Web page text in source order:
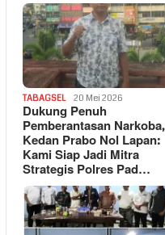
TABAGSEL 20 Mei 2026
Dukung Penuh
Pemberantasan Narkoba,
Kedan Prabo Nol Lapan:
Kami Siap Jadi Mitra
Strategis Polres Pad…